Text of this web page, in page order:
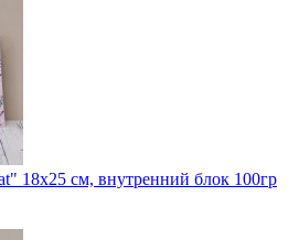
18х25 см, внутренний блок 100гр